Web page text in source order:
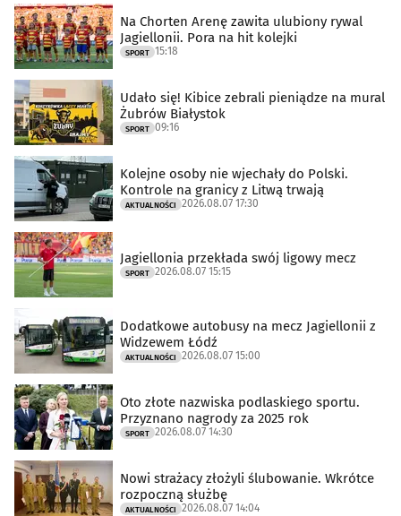
Na Chorten Arenę zawita ulubiony rywal
Jagiellonii. Pora na hit kolejki
SPORT 15:18
Udało się! Kibice zebrali pieniądze na mural
Żubrów Białystok
SPORT 09:16
Kolejne osoby nie wjechały do Polski.
Kontrole na granicy z Litwą trwają
AKTUALNOŚCI 2026.08.07 17:30
Jagiellonia przekłada swój ligowy mecz
SPORT 2026.08.07 15:15
Dodatkowe autobusy na mecz Jagiellonii z
Widzewem Łódź
AKTUALNOŚCI 2026.08.07 15:00
Oto złote nazwiska podlaskiego sportu.
Przyznano nagrody za 2025 rok
SPORT 2026.08.07 14:30
Nowi strażacy złożyli ślubowanie. Wkrótce
rozpoczną służbę
AKTUALNOŚCI 2026.08.07 14:04